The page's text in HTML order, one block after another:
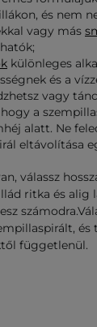
és nem
vagy más
különleges
és a
vagy
a
alatt. Ne
eltávolítása
válassz
ritka és alig
és
függetlenül.